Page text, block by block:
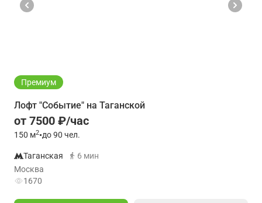
Премиум
Лофт "Событие" на Таганской
от 7500 ₽/час
150 м2•до 90 чел.
Таганская
6 мин
Москва
1670